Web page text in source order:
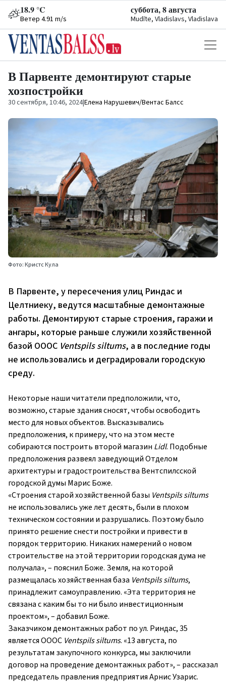
18.9 °C
Ветер 4.91 m/s
суббота, 8 августа
Mudīte, Vladislavs, Vladislava
В Парвенте демонтируют старые
хозпостройки
30 сентября, 10:46, 2024|Елена Нарушевич/Вентас Балсс
Фото: Кристс Кула
В Парвенте, у пересечения улиц Риндас и
Целтниеку, ведутся масштабные демонтажные
работы. Демонтируют старые строения, гаражи и
ангары, которые раньше служили хозяйственной
базой ОООС Ventspils siltums, а в последние годы
не использовались и деградировали городскую
среду.
Некоторые наши читатели предположили, что,
возможно, старые здания сносят, чтобы освободить
место для новых объектов. Высказывались
предположения, к примеру, что на этом месте
собираются построить второй магазин Lidl. Подобные
предположения развеял заведующий Отделом
архитектуры и градостроительства Вентспилсской
городской думы Марис Боже.
«Строения старой хозяйственной базы Ventspils siltums
не использовались уже лет десять, были в плохом
техническом состоянии и разрушались. Поэтому было
принято решение снести постройки и привести в
порядок территорию. Никаких намерений о новом
строительстве на этой территории городская дума не
получала», – пояснил Боже. Земля, на которой
размещалась хозяйственная база Ventspils siltums,
принадлежит самоуправлению. «Эта территория не
связана с каким бы то ни было инвестиционным
проектом», – добавил Боже.
Заказчиком демонтажных работ по ул. Риндас, 35
является ОООС Ventspils siltums. «13 августа, по
результатам закупочного конкурса, мы заключили
договор на проведение демонтажных работ», – рассказал
председатель правления предприятия Арнис Узарис.